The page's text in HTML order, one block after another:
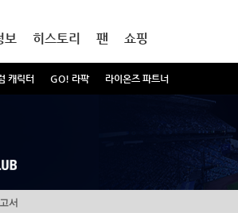
캐릭터 GO! 라팍 라이온즈 파트너
보 히스토리 팬 쇼핑
서